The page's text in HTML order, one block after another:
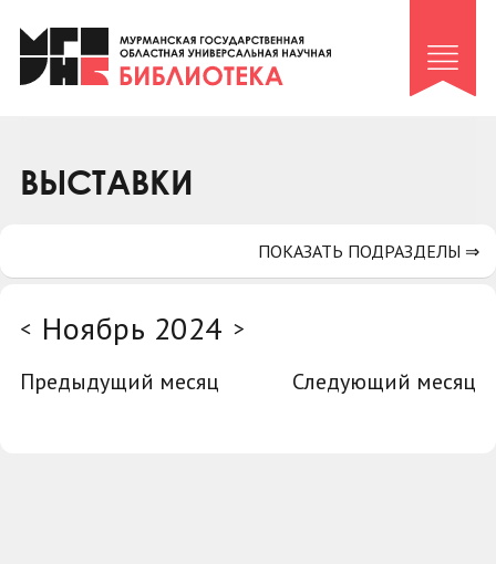
Клуб «Гиря и сельдерей»
Клуб «Семейный архив»
Коллегам
ВЫСТАВКИ
< Ноябрь 2024 >
Предыдущий месяц
Следующий месяц
ПОКАЗАТЬ ПОДРАЗДЕЛЫ ⇒